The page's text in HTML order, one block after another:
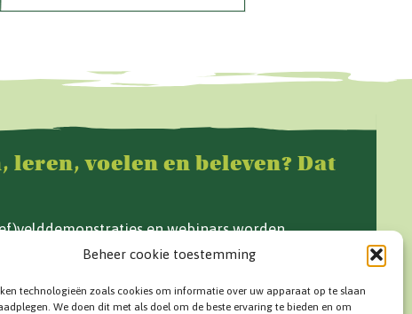
Beheer cookie toestemming
technologieën zoals cookies om informatie over uw apparaat op te slaan
We doen dit met als doel om de beste ervaring te bieden en om
leren, voelen en beleven? Dat
en webinars worden
Grond en op www.vandegrond.net.